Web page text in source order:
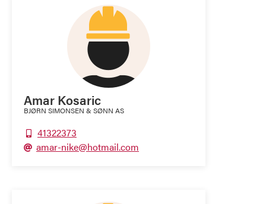
Amar Kosaric
BJØRN SIMONSEN & SØNN AS
 41322373
 amar-nike@hotmail.com